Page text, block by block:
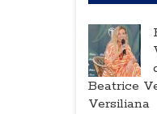
Beatrice
Versiliana